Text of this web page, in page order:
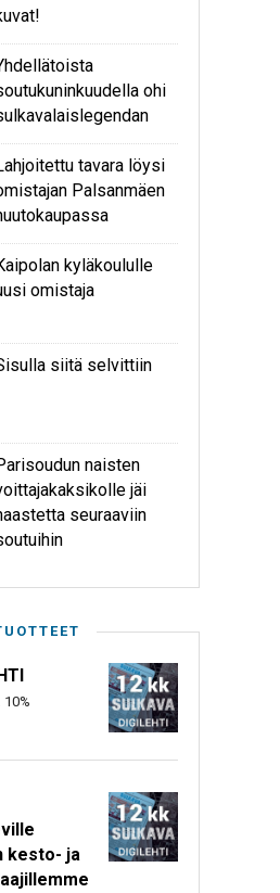
ohi
tavara löysi
Palsanmäen
kyläkoululle
omistaja
siitä selvittiin
naisten
jäi
seuraaviin
10%
kesto- ja